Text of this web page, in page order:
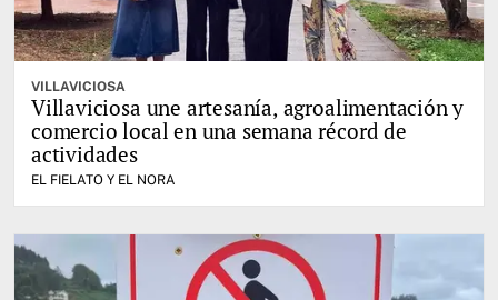
VILLAVICIOSA
Villaviciosa une artesanía, agroalimentación y
comercio local en una semana récord de
actividades
EL FIELATO Y EL NORA